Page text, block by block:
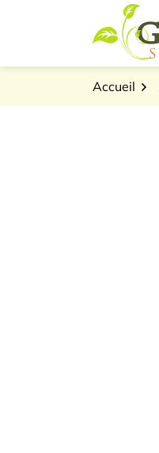
Accueil